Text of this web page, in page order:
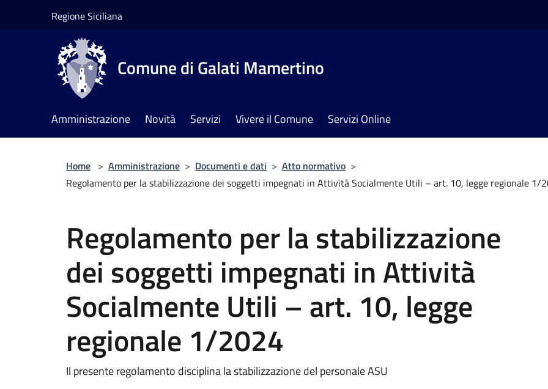
Regione Siciliana
Comune di Galati Mamertino
Amministrazione Novità Servizi Vivere il Comune Servizi Online
Home > Amministrazione > Documenti e dati > Atto normativo >
Regolamento per la stabilizzazione dei soggetti impegnati in Attività Socialmente Utili – art. 10, legge regionale 1/
Regolamento per la stabilizzazione
dei soggetti impegnati in Attività
Socialmente Utili – art. 10, legge
regionale 1/2024
Il presente regolamento disciplina la stabilizzazione del personale ASU